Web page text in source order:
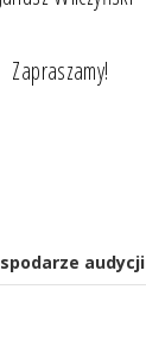
Zapraszamy!
audycji